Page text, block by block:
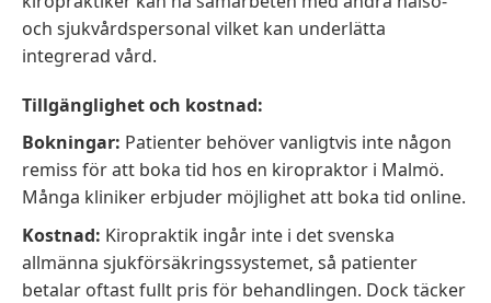
och sjukvårdspersonal vilket kan underlätta
integrerad vård.
Tillgänglighet och kostnad:
Bokningar: Patienter behöver vanligtvis inte någon
remiss för att boka tid hos en kiropraktor i Malmö.
Många kliniker erbjuder möjlighet att boka tid online.
Kostnad: Kiropraktik ingår inte i det svenska
allmänna sjukförsäkringssystemet, så patienter
betalar oftast fullt pris för behandlingen. Dock täcker